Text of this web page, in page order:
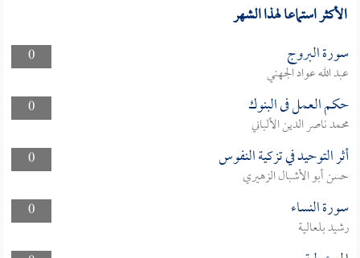
الأكثر استماعا لهذا الشهر
0 سورة البروج
عبد الله عواد الجهني
0
حكم العمل فى البنوك
محمد ناصر الدين الألباني
0
أثر التوحيد في تزكية النفوس
حسن أبو الأشبال الزهيري
0
سورة النساء
رشيد بلعالية